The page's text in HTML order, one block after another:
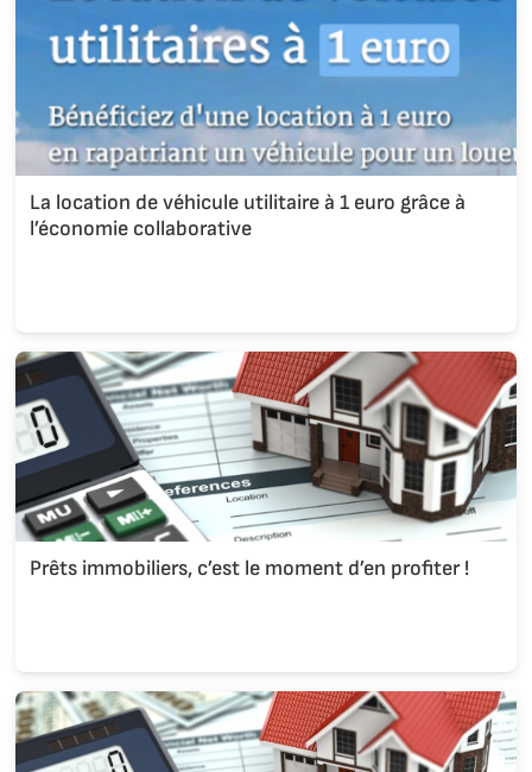
La location de véhicule utilitaire à 1 euro grâce à
l’économie collaborative
Prêts immobiliers, c’est le moment d’en profiter !